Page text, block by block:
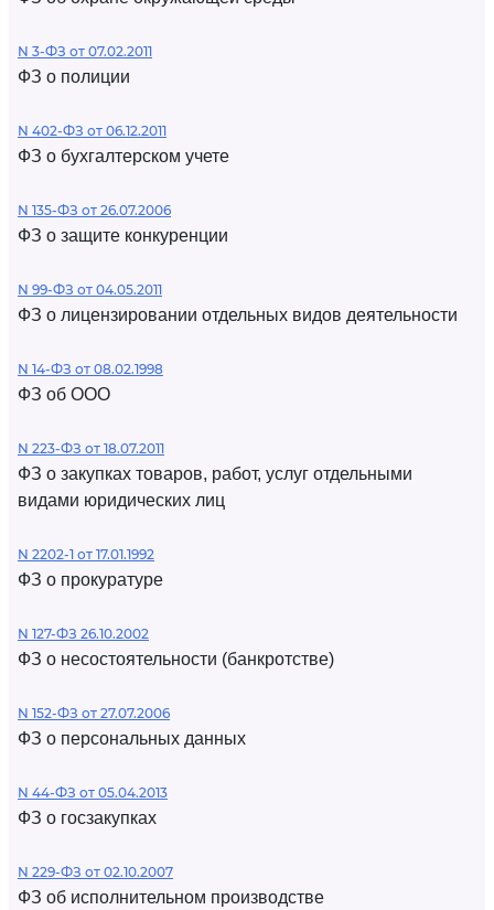
N 3-ФЗ от 07.02.2011
ФЗ о полиции
N 402-ФЗ от 06.12.2011
ФЗ о бухгалтерском учете
N 135-ФЗ от 26.07.2006
ФЗ о защите конкуренции
N 99-ФЗ от 04.05.2011
ФЗ о лицензировании отдельных видов деятельности
N 14-ФЗ от 08.02.1998
ФЗ об ООО
N 223-ФЗ от 18.07.2011
ФЗ о закупках товаров, работ, услуг отдельными
видами юридических лиц
N 2202-1 от 17.01.1992
ФЗ о прокуратуре
N 127-ФЗ 26.10.2002
ФЗ о несостоятельности (банкротстве)
N 152-ФЗ от 27.07.2006
ФЗ о персональных данных
N 44-ФЗ от 05.04.2013
ФЗ о госзакупках
N 229-ФЗ от 02.10.2007
ФЗ об исполнительном производстве